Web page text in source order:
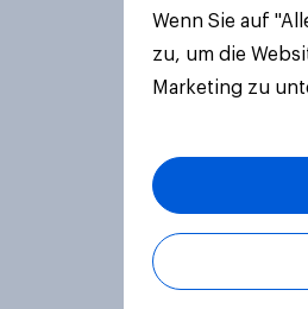
Wenn Sie auf
zu, um die
Marketing zu